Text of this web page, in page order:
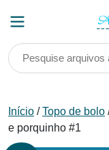
Início /Topo de bolo
e porquinho #1